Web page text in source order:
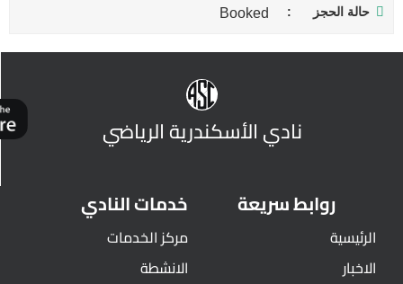
حالة الحجز Booked
نادي الأسكندرية الرياضي
روابط سريعة
الرئيسية
الاخبار
خدمات النادي
مركز الخدمات
الانشطة